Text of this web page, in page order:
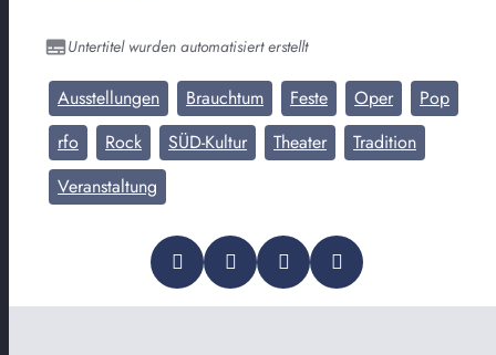
Untertitel wurden automatisiert erstellt
Ausstellungen Brauchtum Feste Oper
Pop
rfo
Rock SÜD-Kultur Theater
Tradition
Veranstaltung